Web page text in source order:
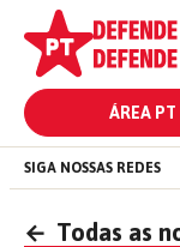
ÁREA PT
SIGA NOSSAS REDES
← Todas as